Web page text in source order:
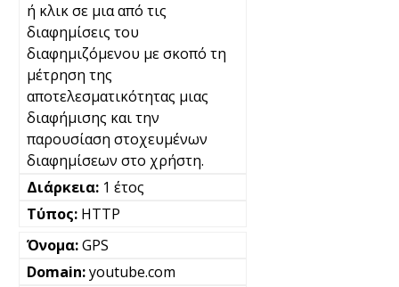
ή κλικ σε μια από τις
διαφημίσεις του
διαφημιζόμενου με σκοπό τη
μέτρηση της
αποτελεσματικότητας μιας
διαφήμισης και την
παρουσίαση στοχευμένων
διαφημίσεων στο χρήστη.
1 έτος
HTTP
GPS
youtube.com